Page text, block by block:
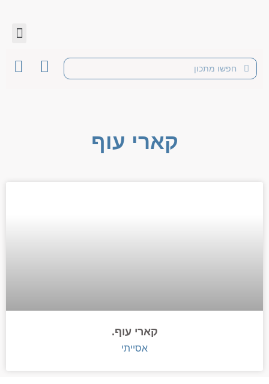
קארי עוף
קארי עוף.
אסייתי